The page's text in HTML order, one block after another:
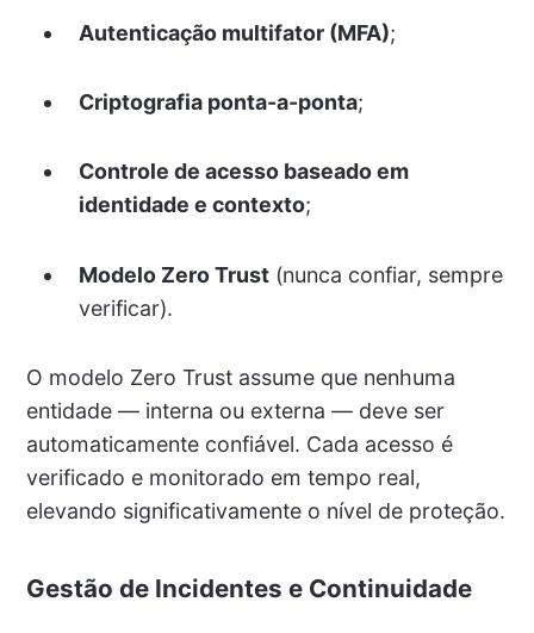
Autenticação multifator (MFA);
Criptografia ponta-a-ponta;
Controle de acesso baseado em
identidade e contexto;
Modelo Zero Trust(nunca confiar, sempre
verificar).
O modelo Zero Trust assume que nenhuma
entidade — interna ou externa — deve ser
automaticamente confiável. Cada acesso é
verificado e monitorado em tempo real,
elevando significativamente o nível de proteção.
Gestão de Incidentes e Continuidade